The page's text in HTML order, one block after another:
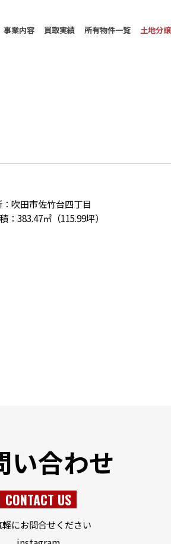
事業内容 買取実績 所有物件一覧 土地分
吹田市佐竹台四丁目
：383.47㎡（115.99坪）
い合わせ
CONTACT US
軽にお問合せください